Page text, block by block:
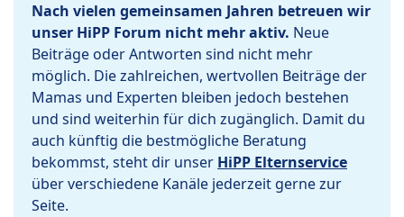
Nach vielen gemeinsamen Jahren betreuen wir
unser HiPP Forum nicht mehr aktiv. Neue
Beiträge oder Antworten sind nicht mehr
möglich. Die zahlreichen, wertvollen Beiträge der
Mamas und Experten bleiben jedoch bestehen
und sind weiterhin für dich zugänglich. Damit du
auch künftig die bestmögliche Beratung
bekommst, steht dir unser HiPP Elternservice
über verschiedene Kanäle jederzeit gerne zur
Seite.